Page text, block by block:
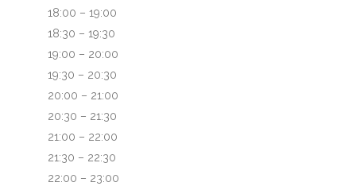
18:00 – 19:00
18:30 – 19:30
19:00 – 20:00
19:30 – 20:30
20:00 – 21:00
20:30 – 21:30
21:00 – 22:00
21:30 – 22:30
22:00 – 23:00